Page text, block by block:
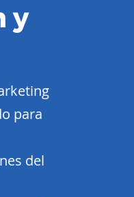
y
para
del